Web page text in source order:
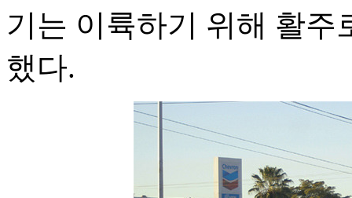
기는 이륙하기 위해 활주
했다.